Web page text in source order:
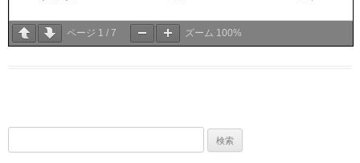
ページ 1 / 7 ズーム 100%
索: